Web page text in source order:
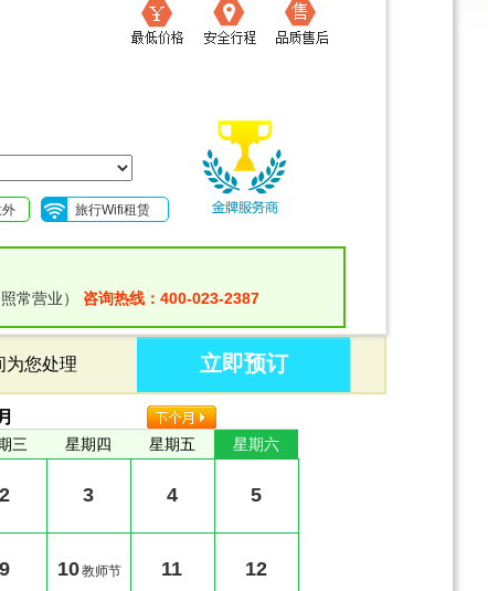
外
旅行Wifi租赁
常营业） 咨询热线：400-023-2387
为您处理 立即预订
三 星期四 星期五 星期六
2 3 4 5
9 10教师节 11 12